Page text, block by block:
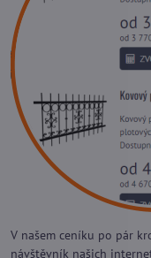
V našem ceníku po pár
návštěvník našich